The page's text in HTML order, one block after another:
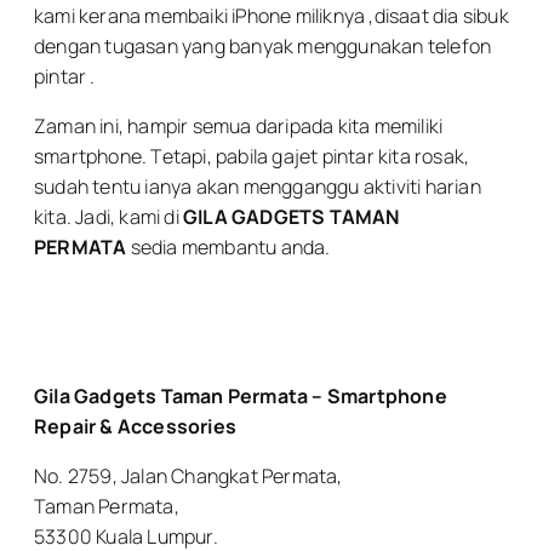
kami kerana membaiki iPhone miliknya ,disaat dia sibuk
dengan tugasan yang banyak menggunakan telefon
pintar .
Zaman ini, hampir semua daripada kita memiliki
smartphone. Tetapi, pabila gajet pintar kita rosak,
sudah tentu ianya akan mengganggu aktiviti harian
kita. Jadi, kami diGILA GADGETS TAMAN
PERMATAsedia membantu anda.
Gila Gadgets Taman Permata – Smartphone
Repair & Accessories
No. 2759, Jalan Changkat Permata,
Taman Permata,
53300 Kuala Lumpur.